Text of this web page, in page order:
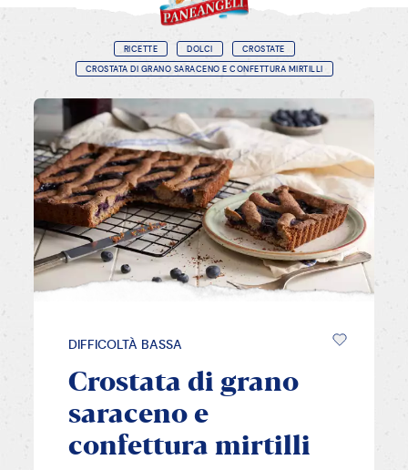
RICETTE DOLCI
CROSTATE
CROSTATA DI GRANO SARACENO E CONFETTURA MIRTILLI
DIFFICOLTÀ BASSA
Crostata di grano
saraceno e
confettura mirtilli